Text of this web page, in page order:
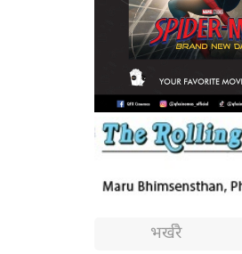
भर्खरै